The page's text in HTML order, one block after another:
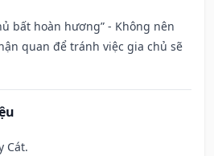
bất hoàn hương” - Không nên
quan để tránh việc gia chủ sẽ
Cát.